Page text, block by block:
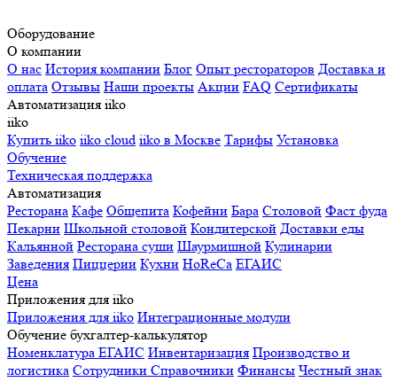
Оборудование
О компании
О нас История компании Блог Опыт рестораторов Доставка и
оплата Отзывы Наши проекты Акции FAQ Сертификаты
Автоматизация iiko
iiko
Купить iiko iiko cloud iiko в Москве Тарифы Установка
Обучение
Техническая поддержка
Автоматизация
Ресторана Кафе Общепита Кофейни Бара Столовой Фаст фуда
Пекарни Школьной столовой Кондитерской Доставки еды
Кальянной Ресторана суши Шаурмишной Кулинарии
Заведения Пиццерии Кухни HoReCa ЕГАИС
Цена
Приложения для iiko
Приложения для iiko Интеграционные модули
Обучение бухгалтер-калькулятор
Номенклатура ЕГАИС Инвентаризация Производство и
логистика Сотрудники Справочники Финансы Честный знак